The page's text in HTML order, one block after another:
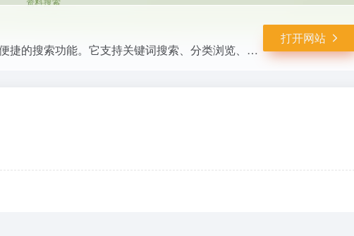
专注于小说搜索的平台，提供丰富的小说资源和便捷的搜索功能。它支持关键词搜索、分类浏览、书签功能和评论互动，帮助用户快速找到并阅读自己喜欢的小说，是小说爱好者的理想选择。
打开网站